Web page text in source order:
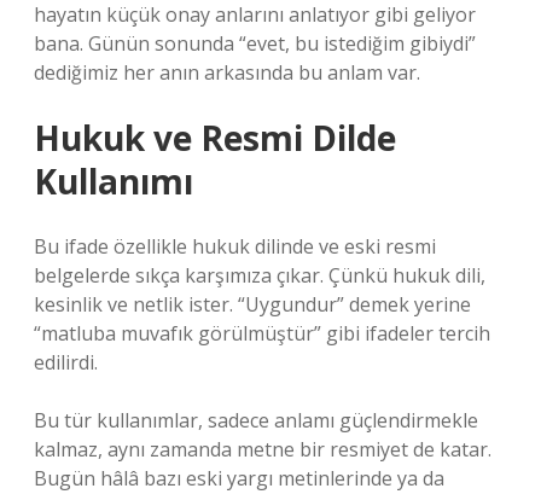
hayatın küçük onay anlarını anlatıyor gibi geliyor
bana. Günün sonunda “evet, bu istediğim gibiydi”
dediğimiz her anın arkasında bu anlam var.
Hukuk ve Resmi Dilde
Kullanımı
Bu ifade özellikle hukuk dilinde ve eski resmi
belgelerde sıkça karşımıza çıkar. Çünkü hukuk dili,
kesinlik ve netlik ister. “Uygundur” demek yerine
“matluba muvafık görülmüştür” gibi ifadeler tercih
edilirdi.
Bu tür kullanımlar, sadece anlamı güçlendirmekle
kalmaz, aynı zamanda metne bir resmiyet de katar.
Bugün hâlâ bazı eski yargı metinlerinde ya da